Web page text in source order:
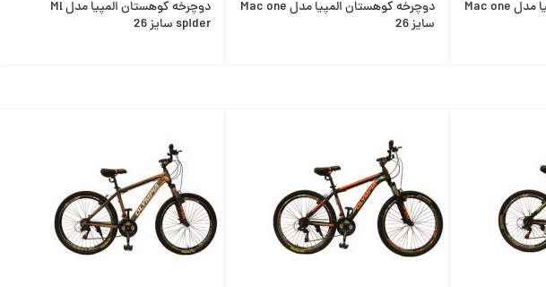
دوچرخه کوهستان المپیا مدل Mac one
دوچرخه کوهستان المپیا مدل Mac one
سایز 26
دوچرخه کوهستان المپیا مدل Ml
spider سایز 26